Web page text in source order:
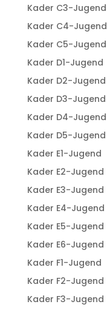
Kader C3-Jugend
Kader C4-Jugend
Kader C5-Jugend
Kader D1-Jugend
Kader D2-Jugend
Kader D3-Jugend
Kader D4-Jugend
Kader D5-Jugend
Kader E1-Jugend
Kader E2-Jugend
Kader E3-Jugend
Kader E4-Jugend
Kader E5-Jugend
Kader E6-Jugend
Kader F1-Jugend
Kader F2-Jugend
Kader F3-Jugend